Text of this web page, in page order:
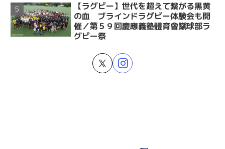
【ラグビー】世代を超えて繋がる黒黄
の血 ブラインドラグビー体験会も開
催／第５９回慶應義塾體育會蹴球部ラ
グビー祭